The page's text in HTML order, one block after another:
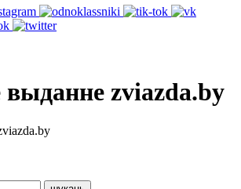
выданне zviazda.by